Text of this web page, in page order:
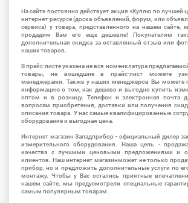
На сайте постоянно действует акция «Куплю по лучшей
интернет-ресурсе (доска объявлений, форум, или
сервиса) у товара, представленного на нашем
продадим Вам его еще дешевле! Покупателям
дополнительная скидка за оставленный отзыв или
наших товаров.
В прайс-листе указана не вся номенклатура
товары, не вошедшие в прайс-лист можете
менеджерами. Также у наших менеджеров Вы можете
информацию о том, как дешево и выгодно купить
оптом и в розницу. Телефон и электронная почта
вопросам приобретения, доставки или получения
описания товара. У нас самые квалифицированные
оборудование и выгодная цена.
Интернет магазин Западприбор - официальный дилер
измерительного оборудования. Наша цель -
качества с лучшими ценовыми предложениями и
клиентов. Наш интернет магазинможет не только
прибор, но и предложить дополнительные услуги по
монтажу. Чтобы у Вас остались приятные
нашем сайте, мы предусмотрели специальные
самым популярным товарам.